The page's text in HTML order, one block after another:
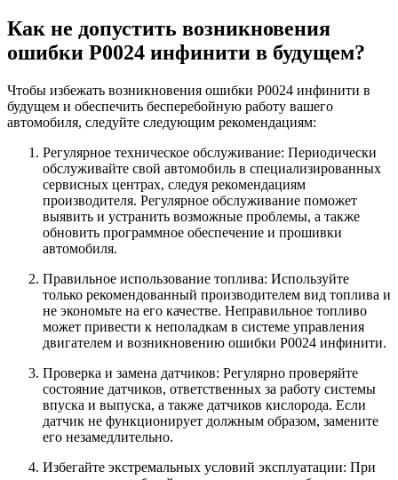
Как не допустить возникновения
ошибки Р0024 инфинити в будущем?
Чтобы избежать возникновения ошибки Р0024 инфинити в
будущем и обеспечить бесперебойную работу вашего
автомобиля, следуйте следующим рекомендациям:
Регулярное техническое обслуживание: Периодически
обслуживайте свой автомобиль в специализированных
сервисных центрах, следуя рекомендациям
производителя. Регулярное обслуживание поможет
выявить и устранить возможные проблемы, а также
обновить программное обеспечение и прошивки
автомобиля.
Правильное использование топлива: Используйте
только рекомендованный производителем вид топлива и
не экономьте на его качестве. Неправильное топливо
может привести к неполадкам в системе управления
двигателем и возникновению ошибки Р0024 инфинити.
Проверка и замена датчиков: Регулярно проверяйте
состояние датчиков, ответственных за работу системы
впуска и выпуска, а также датчиков кислорода. Если
датчик не функционирует должным образом, замените
его незамедлительно.
Избегайте экстремальных условий эксплуатации: При